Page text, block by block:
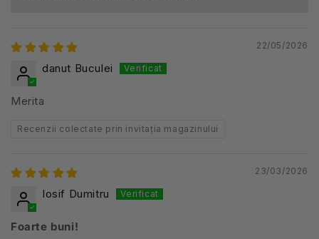
22/05/2026
danut Buculei
Merita
Recenzii colectate prin invitația magazinului
23/03/2026
Iosif Dumitru
Foarte buni!